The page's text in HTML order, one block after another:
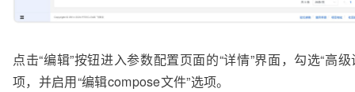
点击“编辑”按钮进入参数配置页面的“详情”界面，勾选“高级
项，并启用“编辑compose文件”选项。